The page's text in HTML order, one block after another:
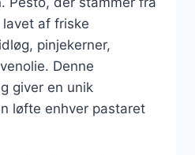
af friske
pinjekerner,
Denne
giver en unik
løfte enhver pastaret